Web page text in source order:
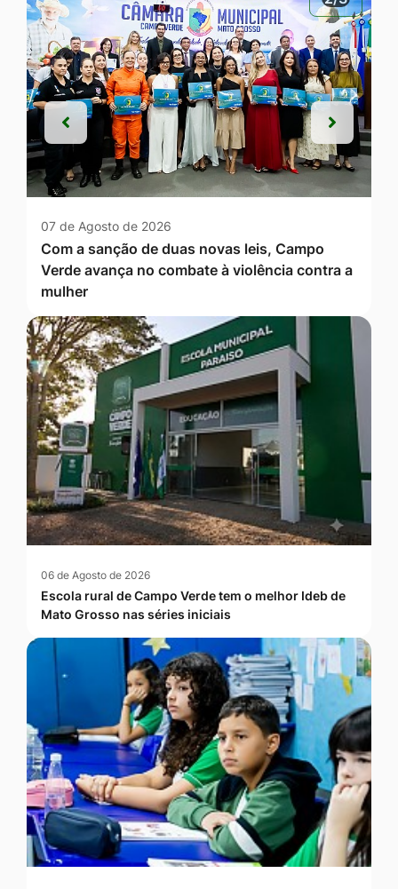
07 de Agosto de 2026
Com a sanção de duas novas leis, Campo
Verde avança no combate à violência contra a
mulher
Anterior
Anterior Próxima
06 de Agosto de 2026
Escola rural de Campo Verde tem o melhor Ideb de
Mato Grosso nas séries iniciais